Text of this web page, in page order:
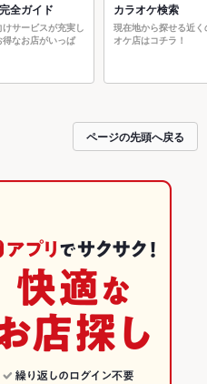
全ガイド
サービスが充実し
得なお店がいっぱ
カラオケ検索
現在地から探せる近く
オケ店はコチラ！
ページの先頭へ戻る